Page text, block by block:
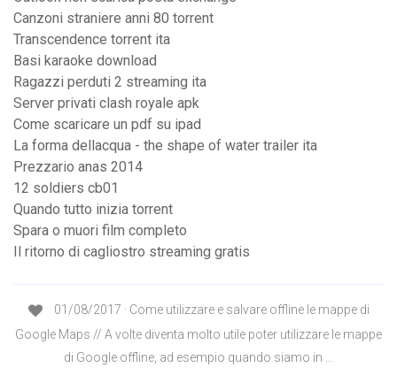
Canzoni straniere anni 80 torrent
Transcendence torrent ita
Basi karaoke download
Ragazzi perduti 2 streaming ita
Server privati clash royale apk
Come scaricare un pdf su ipad
La forma dellacqua - the shape of water trailer ita
Prezzario anas 2014
12 soldiers cb01
Quando tutto inizia torrent
Spara o muori film completo
Il ritorno di cagliostro streaming gratis
01/08/2017 · Come utilizzare e salvare offline le mappe di
Google Maps // A volte diventa molto utile poter utilizzare le mappe
di Google offline, ad esempio quando siamo in …